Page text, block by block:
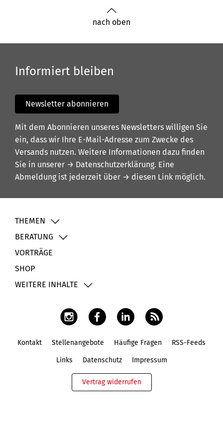
nach oben
Informiert bleiben
Newsletter abonnieren
Mit dem Abonnieren unseres Newsletters willigen Sie
ein, dass wir Ihre E-Mail-Adresse zum Zwecke des
Versands nutzen. Weitere Informationen dazu finden
Sie in unserer → Datenschutzerklärung. Eine
Abmeldung ist jederzeit über → diesen Link möglich.
THEMEN
BERATUNG
VORTRÄGE
SHOP
WEITERE INHALTE
Kontakt Stellenangebote Häufige Fragen RSS-Feeds
Links Datenschutz Impressum
Vertrag widerrufen